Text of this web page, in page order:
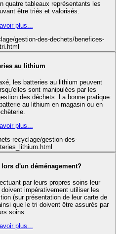
quatre tableaux représentants les
être triés et valorisés.
plus...
gestion-des-dechets/benefices-
tri.html
au lithium
les batteries au lithium peuvent
sont manipulées par les
des déchets. La bonne pratique:
au lithium en magasin ou en
plus...
recyclage/gestion-des-
d'un déménagement?
par leurs propres soins leur
impérativement utiliser les
(sur présentation de leur carte de
que le tri doivent être assurés par
soins.
plus...